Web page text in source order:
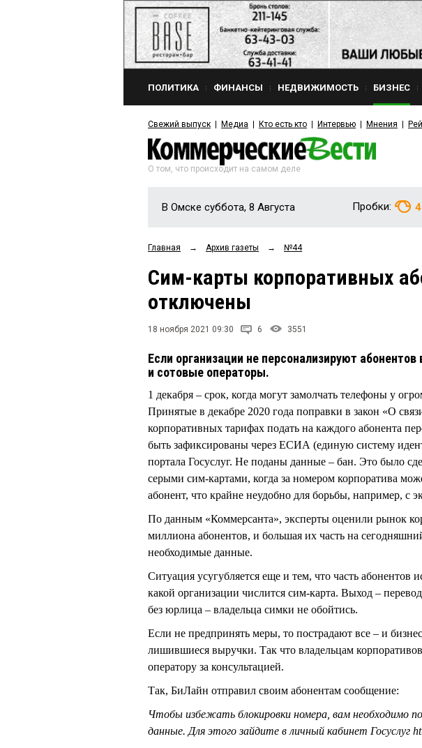
ПОЛИТИКА ФИНАНСЫ НЕДВИЖИМОСТЬ БИЗНЕС
Свежий выпуск Медиа Кто есть кто Интервью Мнения
О том, что происходит на самом деле
В Омске суббота, 8 Августа Пробки: 4
Главная → Архив газеты → №44
Сим-карты корпоративных
отключены
18 ноября 2021 09:30 6 3551
Если организации не персонализируют
и сотовые операторы.
1 декабря – срок, когда могут замолчать телефоны у
Принятые в декабре 2020 года поправки в закон «О
корпоративных тарифах подать на каждого абонента
быть зафиксированы через ЕСИА (единую систему
портала Госуслуг. Не поданы данные – бан. Это было
серыми сим-картами, когда за номером корпоратива
абонент, что крайне неудобно для борьбы, например, с
По данным «Коммерсанта», эксперты оценили рынок
миллиона абонентов, и большая их часть на
необходимые данные.
Ситуация усугубляется еще и тем, что часть абонентов
какой организации числится сим-карта. Выход –
без юрлица – владельца симки не обойтись.
Если не предпринять меры, то пострадают все – и
лишившиеся выручки. Так что владельцам
оператору за консультацией.
Так, БиЛайн отправил своим абонентам сообщение:
Чтобы избежать блокировки номера, вам необходимо
данные. Для этого зайдите в личный кабинет Госуслуг